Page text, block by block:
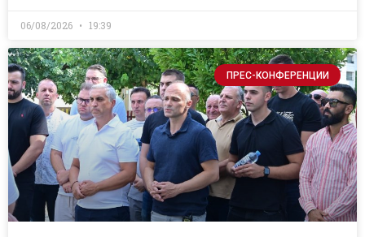
06/08/2026 19:39
ПРЕС-КОНФЕРЕНЦИИ